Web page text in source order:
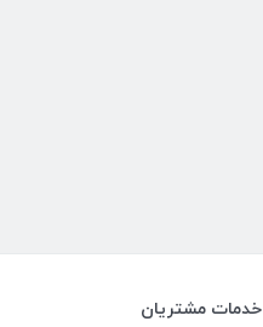
خدمات مشتریان